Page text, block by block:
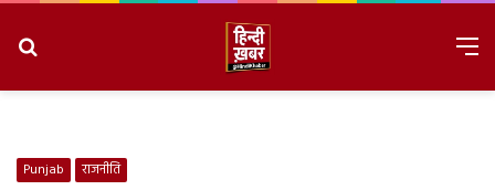
Punjab राजनीति